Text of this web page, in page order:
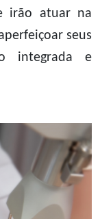
irão atuar na
seus
integrada e